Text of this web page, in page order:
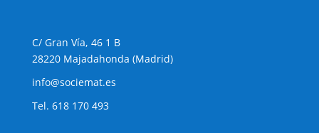
C/ Gran Vía, 46 1 B
28220 Majadahonda (Madrid)
info@sociemat.es
Tel. 618 170 493